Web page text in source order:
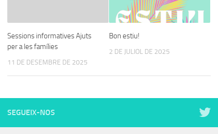
Sessions informatives Ajuts
per a les famílies
11 DE DESEMBRE DE 2025
Bon estiu!
2 DE JULIOL DE 2025
SEGUEIX-NOS